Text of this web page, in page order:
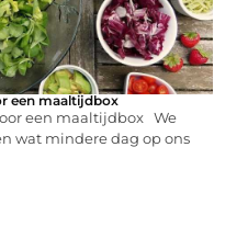
een maaltijdbox
een maaltijdbox We
wat mindere dag op ons